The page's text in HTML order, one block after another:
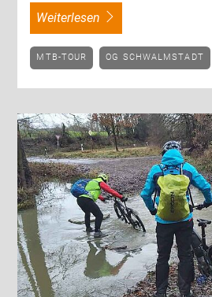
weiterlesen
MTB-TOUR OG SCHWALMSTADT